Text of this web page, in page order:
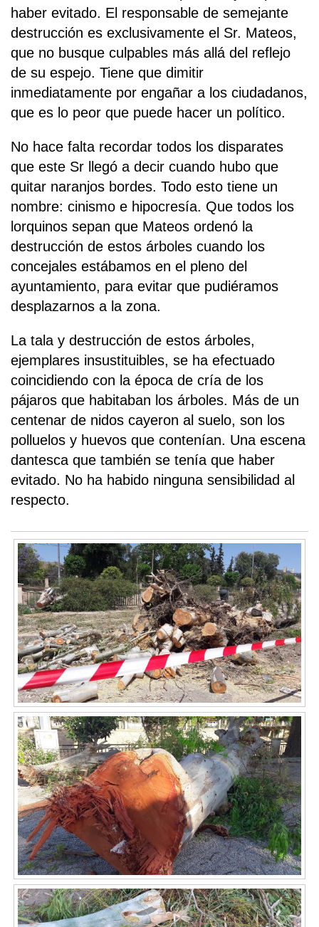
haber evitado. El responsable de semejante
destrucción es exclusivamente el Sr. Mateos,
que no busque culpables más allá del reflejo
de su espejo. Tiene que dimitir
inmediatamente por engañar a los ciudadanos,
que es lo peor que puede hacer un político.
No hace falta recordar todos los disparates
que este Sr llegó a decir cuando hubo que
quitar naranjos bordes. Todo esto tiene un
nombre: cinismo e hipocresía. Que todos los
lorquinos sepan que Mateos ordenó la
destrucción de estos árboles cuando los
concejales estábamos en el pleno del
ayuntamiento, para evitar que pudiéramos
desplazarnos a la zona.
La tala y destrucción de estos árboles,
ejemplares insustituibles, se ha efectuado
coincidiendo con la época de cría de los
pájaros que habitaban los árboles. Más de un
centenar de nidos cayeron al suelo, son los
polluelos y huevos que contenían. Una escena
dantesca que también se tenía que haber
evitado. No ha habido ninguna sensibilidad al
respecto.